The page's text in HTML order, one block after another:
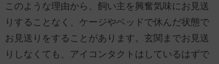
このような理由から、飼い主を興奮気味にお見送
りすることなく、ケージやベッドで休んだ状態で
お見送りをすることがあります。玄関までお見送
りしなくても、アイコンタクトはしているはずで